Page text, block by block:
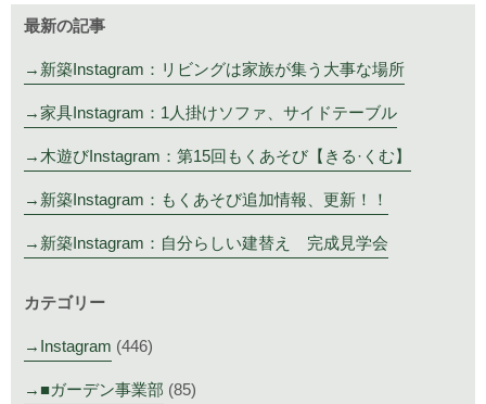
最新の記事
新築Instagram：リビングは家族が集う大事な場所
家具Instagram：1人掛けソファ、サイドテーブル
木遊びInstagram：第15回もくあそび【きる·くむ】
新築Instagram：もくあそび追加情報、更新！！
新築Instagram：自分らしい建替え 完成見学会
カテゴリー
Instagram (446)
■ガーデン事業部 (85)